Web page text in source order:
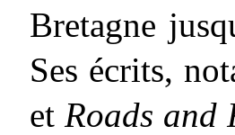
Bretagne
Ses écrits,
etRoads and